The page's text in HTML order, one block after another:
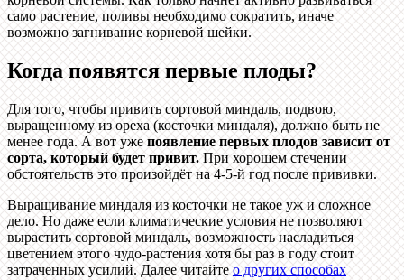
само растение, поливы необходимо сократить, иначе
возможно загнивание корневой шейки.
Когда появятся первые плоды?
Для того, чтобы привить сортовой миндаль, подвою,
выращенному из ореха (косточки миндаля), должно быть не
менее года. А вот уже появление первых плодов зависит от
сорта, который будет привит. При хорошем стечении
обстоятельств это произойдёт на 4-5-й год после прививки.
Выращивание миндаля из косточки не такое уж и сложное
дело. Но даже если климатические условия не позволяют
вырастить сортовой миндаль, возможность насладиться
цветением этого чудо-растения хотя бы раз в году стоит
затраченных усилий. Далее читайтео других способах